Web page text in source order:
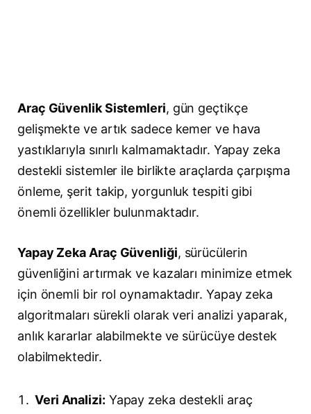
Araç Güvenlik Sistemleri, gün geçtikçe
gelişmekte ve artık sadece kemer ve hava
yastıklarıyla sınırlı kalmamaktadır. Yapay zeka
destekli sistemler ile birlikte araçlarda çarpışma
önleme, şerit takip, yorgunluk tespiti gibi
önemli özellikler bulunmaktadır.
Yapay Zeka Araç Güvenliği, sürücülerin
güvenliğini artırmak ve kazaları minimize etmek
için önemli bir rol oynamaktadır. Yapay zeka
algoritmaları sürekli olarak veri analizi yaparak,
anlık kararlar alabilmekte ve sürücüye destek
olabilmektedir.
Veri Analizi: Yapay zeka destekli araç